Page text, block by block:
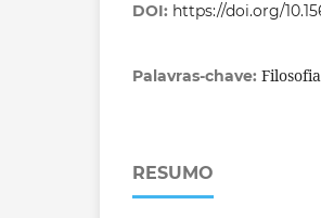
DOI: https://doi.org/
Palavras-chave:
RESUMO